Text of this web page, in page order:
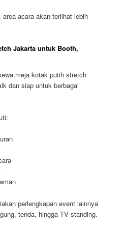
acara akan terlihat lebih
Jakarta untuk Booth,
meja kotak putih stretch
dan siap untuk berbagai
perlengkapan event lainnya
tenda, hingga TV standing.